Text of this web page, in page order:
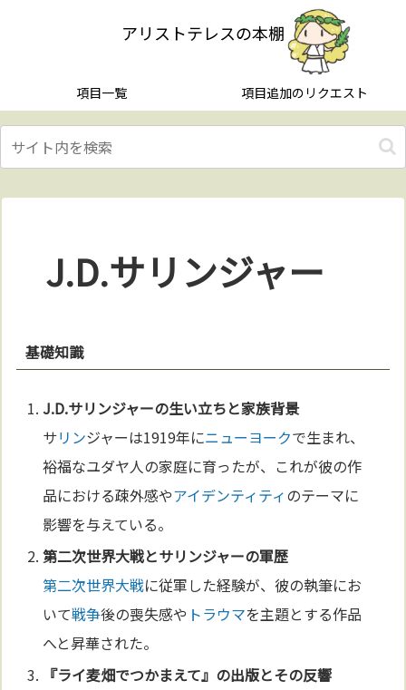
アリストテレスの本棚
項目一覧 項目追加のリクエスト
J.D.サリンジャー
基礎知識
J.D.サリンジャーの生い立ちと家族背景
サリンジャーは1919年にニューヨークで生まれ、
裕福なユダヤ人の家庭に育ったが、これが彼の作
品における疎外感やアイデンティティのテーマに
影響を与えている。
第二次世界大戦とサリンジャーの軍歴
第二次世界大戦に従軍した経験が、彼の執筆にお
いて戦争後の喪失感や トラウマを主題とする作品
へと昇華された。
『ライ麦畑でつかまえて』の出版とその反響